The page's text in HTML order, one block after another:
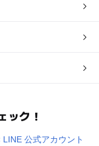
ック！